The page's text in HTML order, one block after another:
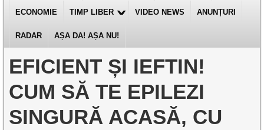
ECONOMIE TIMP LIBER VIDEO NEWS ANUNȚURI
RADAR AȘA DA! AȘA NU!
EFICIENT ȘI IEFTIN!
CUM SĂ TE EPILEZI
SINGURĂ ACASĂ, CU